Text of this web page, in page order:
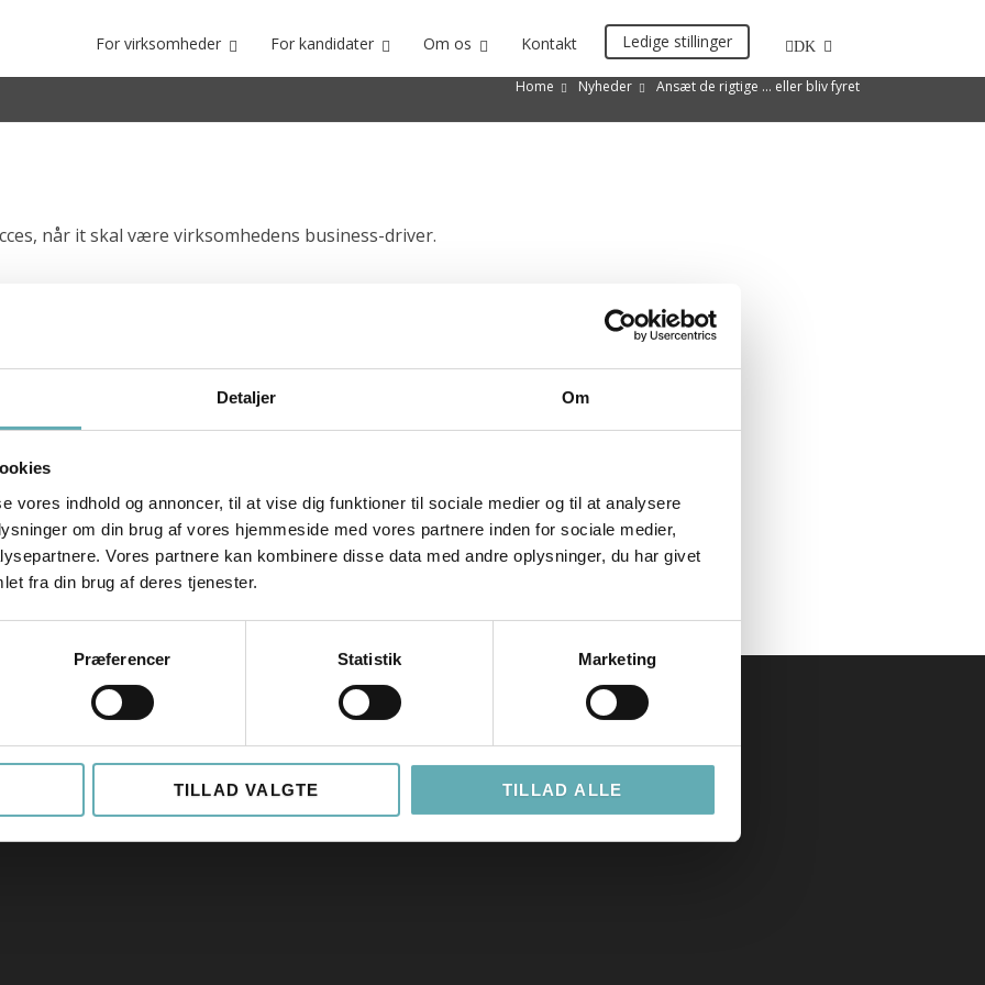
Detaljer Om
vores indhold og annoncer, til at vise dig funktioner til sociale medier og til at analysere
om din brug af vores hjemmeside med vores partnere inden for sociale medier,
Vores partnere kan kombinere disse data med andre oplysninger, du har givet
fra din brug af deres tjenester.
Præferencer Statistik Marketing
TILLAD VALGTE TILLAD ALLE
For virksomheder For kandidater Om os Kontakt Ledige stillinger DK
Home Nyheder Ansæt de rigtige … eller bliv fyret
når it skal være virksomhedens business-driver.